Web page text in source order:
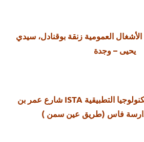
العمومية زنقة بوقنادل، سيدي
يحيى – وجدة
المعهد المتخصص للتكنولوجيا التطبيقية ISTA شارع عمر بن
فاس (طريق عين سمن )